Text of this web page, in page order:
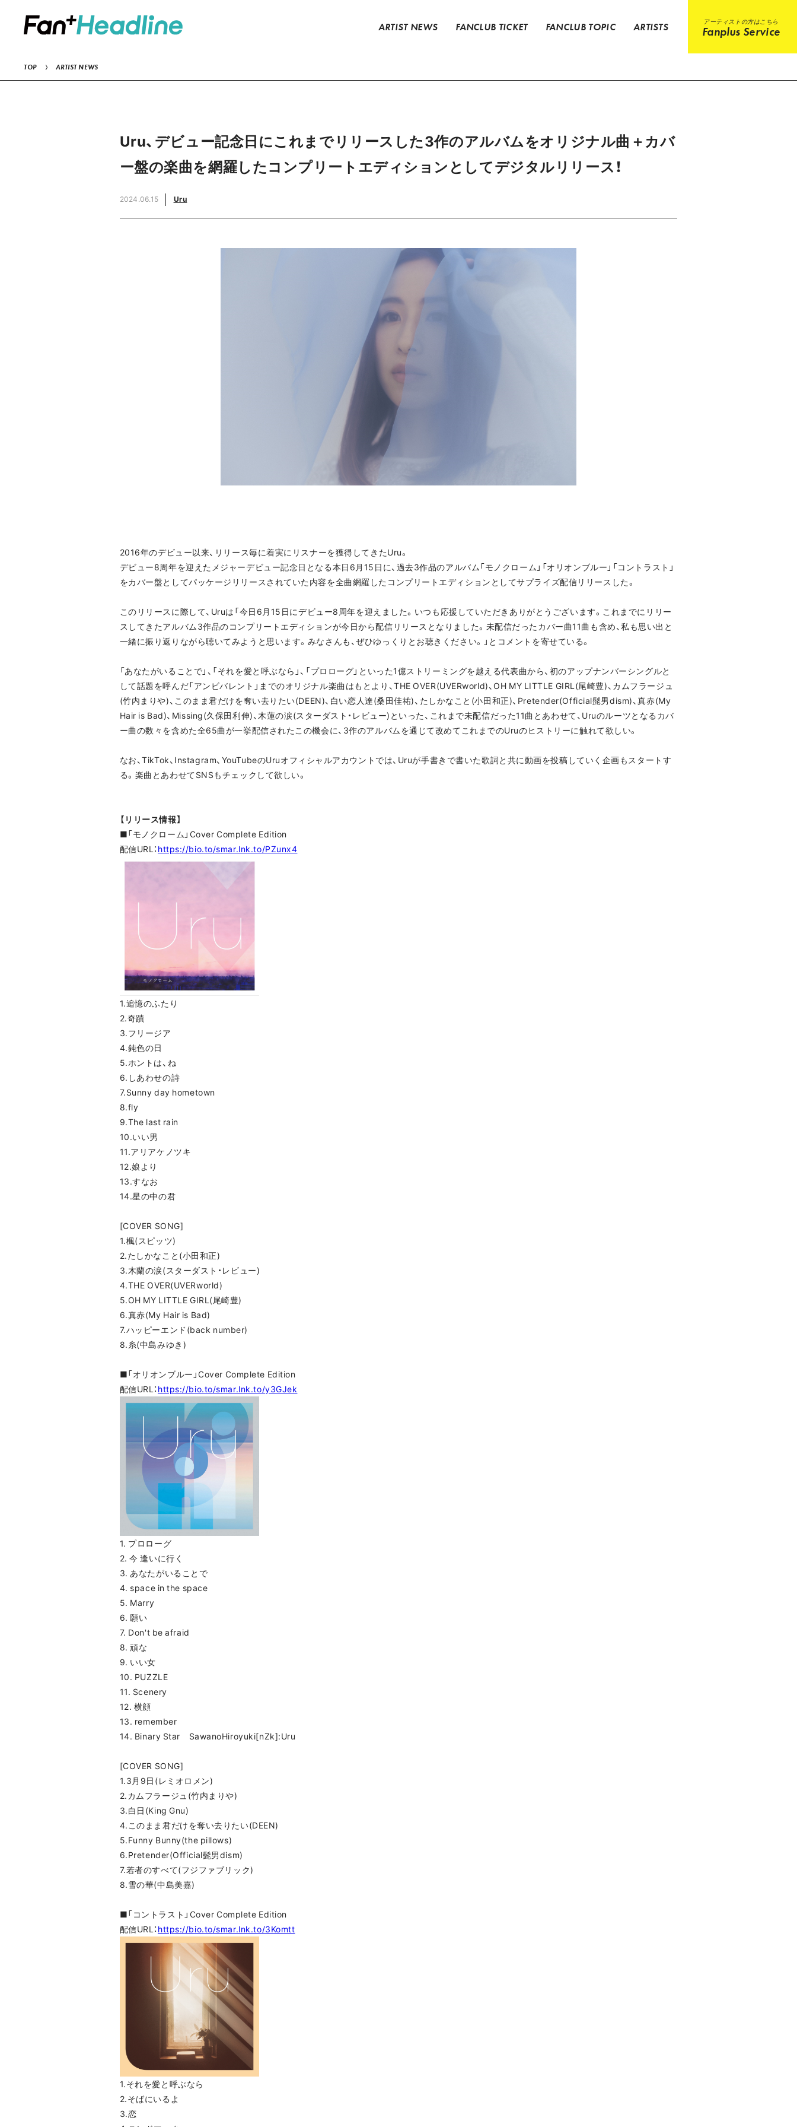
ARTIST NEWS FANCLUB TICKET FANCLUB TOPIC ARTISTS アーティストの方はこちら
Fanplus Service
TOP ARTIST NEWS
Uru、デビュー記念日にこれまでリリースした3作のアルバムをオリジナル曲＋カバ
ー盤の楽曲を網羅したコンプリートエディションとしてデジタルリリース！
2024.06.15 Uru
2016年のデビュー以来、リリース毎に着実にリスナーを獲得してきたUru。
デビュー8周年を迎えたメジャーデビュー記念日となる本日6月15日に、過去3作品のアルバム「モノクローム」「オリオンブルー」「コントラスト」
をカバー盤としてパッケージリリースされていた内容を全曲網羅したコンプリートエディションとしてサプライズ配信リリースした。
このリリースに際して、Uruは「今日6月15日にデビュー8周年を迎えました。いつも応援していただきありがとうございます。これまでにリリー
スしてきたアルバム3作品のコンプリートエディションが今日から配信リリースとなりました。未配信だったカバー曲11曲も含め、私も思い出と
一緒に振り返りながら聴いてみようと思います。みなさんも、ぜひゆっくりとお聴きください。」とコメントを寄せている。
「あなたがいることで」、「それを愛と呼ぶなら」、「プロローグ」といった1億ストリーミングを越える代表曲から、初のアップナンバーシングルと
して話題を呼んだ「アンビバレント」までのオリジナル楽曲はもとより、THE OVER(UVERworld)、OH MY LITTLE GIRL(尾崎豊)、カムフラージュ
(竹内まりや)、このまま君だけを奪い去りたい(DEEN)、白い恋人達(桑田佳祐)、たしかなこと(小田和正)、Pretender(Official髭男dism)、真赤(My
Hair is Bad)、Missing(久保⽥利伸)、木蓮の涙(スターダスト・レビュー)といった、これまで未配信だった11曲とあわせて、Uruのルーツとなるカバ
ー曲の数々を含めた全65曲が一挙配信されたこの機会に、3作のアルバムを通じて改めてこれまでのUruのヒストリーに触れて欲しい。
なお、TikTok、Instagram、YouTubeのUruオフィシャルアカウントでは、Uruが手書きで書いた歌詞と共に動画を投稿していく企画もスタートす
る。楽曲とあわせてSNSもチェックして欲しい。
【リリース情報】
■「モノクローム」Cover Complete Edition
配信URL： https://bio.to/smar.lnk.to/PZunx4
1.追憶のふたり
2.奇蹟
3.フリージア
4.鈍色の日
5.ホントは、ね
6.しあわせの詩
7.Sunny day hometown
8.fly
9.The last rain
10.いい男
11.アリアケノツキ
12.娘より
13.すなお
14.星の中の君
[COVER SONG]
1.楓(スピッツ)
2.たしかなこと(小田和正)
3.木蘭の涙(スターダスト・レビュー)
4.THE OVER(UVERworld)
5.OH MY LITTLE GIRL(尾崎豊)
6.真赤(My Hair is Bad)
7.ハッピーエンド(back number)
8.糸(中島みゆき)
■「オリオンブルー」Cover Complete Edition
配信URL： https://bio.to/smar.lnk.to/y3GJek
1. プロローグ
2. 今 逢いに行く
3. あなたがいることで
4. space in the space
5. Marry
6. 願い
7. Don't be afraid
8. 頑な
9. いい女
10. PUZZLE
11. Scenery
12. 横顔
13. remember
14. Binary Star SawanoHiroyuki[nZk]:Uru
[COVER SONG]
1.3月9日(レミオロメン)
2.カムフラージュ(竹内まりや)
3.白日(King Gnu)
4.このまま君だけを奪い去りたい(DEEN)
5.Funny Bunny(the pillows)
6.Pretender(Official髭男dism)
7.若者のすべて(フジファブリック)
8.雪の華(中島美嘉)
■「コントラスト」Cover Complete Edition
配信URL： https://bio.to/smar.lnk.to/3Komtt
1.それを愛と呼ぶなら
2.そばにいるよ
3.恋